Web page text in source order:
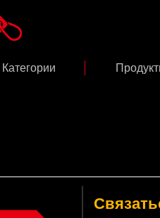
Категории